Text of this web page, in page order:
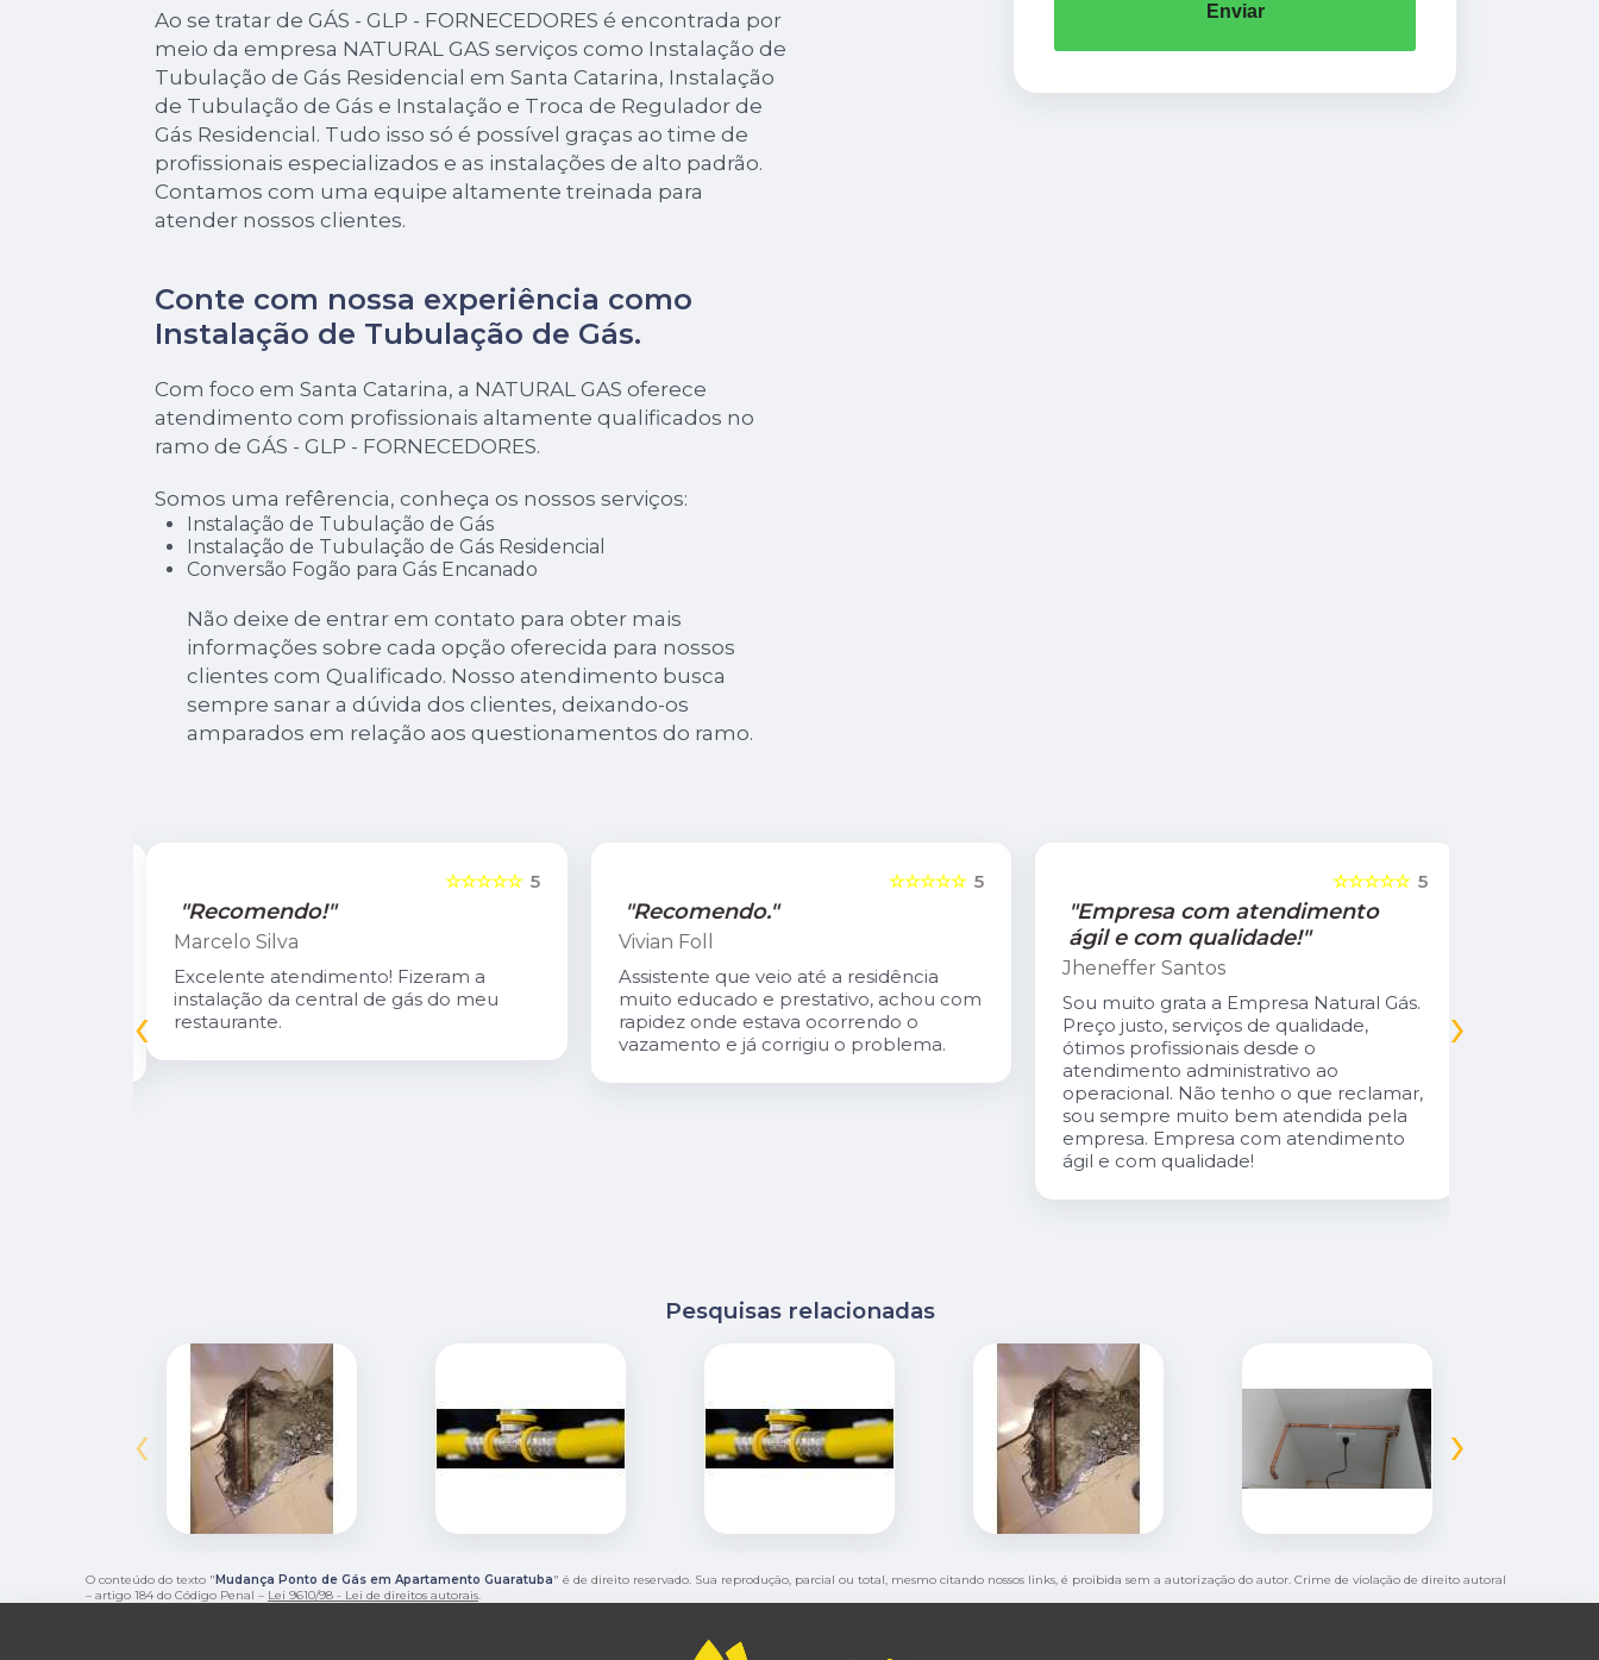
Ao se tratar de GÁS - GLP - FORNECEDORES é encontrada por
meio da empresa NATURAL GAS serviços como Instalação de
Tubulação de Gás Residencial em Santa Catarina, Instalação
de Tubulação de Gás e Instalação e Troca de Regulador de
Gás Residencial. Tudo isso só é possível graças ao time de
profissionais especializados e as instalações de alto padrão.
Contamos com uma equipe altamente treinada para
atender nossos clientes.
Conte com nossa experiência como
Instalação de Tubulação de Gás.
Com foco em Santa Catarina, a NATURAL GAS oferece
atendimento com profissionais altamente qualificados no
ramo de GÁS - GLP - FORNECEDORES.
Somos uma refêrencia, conheça os nossos serviços:
Instalação de Tubulação de Gás
Instalação de Tubulação de Gás Residencial
Conversão Fogão para Gás Encanado
Não deixe de entrar em contato para obter mais
informações sobre cada opção oferecida para nossos
clientes com Qualificado. Nosso atendimento busca
sempre sanar a dúvida dos clientes, deixando-os
amparados em relação aos questionamentos do ramo.
Enviar
5
☆☆☆☆☆
"Recomendo!"
Marcelo Silva
Excelente atendimento! Fizeram a
instalação da central de gás do meu
restaurante.
5
☆☆☆☆☆
"Recomendo."
Vivian Foll
Assistente que veio até a residência
muito educado e prestativo, achou com
rapidez onde estava ocorrendo o
vazamento e já corrigiu o problema.
5
☆☆☆☆☆
"Empresa com atendimento
ágil e com qualidade!"
Jheneffer Santos
Sou muito grata a Empresa Natural Gás.
Preço justo, serviços de qualidade,
ótimos profissionais desde o
atendimento administrativo ao
operacional. Não tenho o que reclamar,
sou sempre muito bem atendida pela
empresa. Empresa com atendimento
ágil e com qualidade!
‹ ›
Pesquisas relacionadas
‹ ›
O conteúdo do texto "Mudança Ponto de Gás em Apartamento Guaratuba" é de direito reservado. Sua reprodução, parcial ou total, mesmo citando nossos links, é proibida sem a autorização do autor. Crime de violação de direito autoral
– artigo 184 do Código Penal – Lei 9610/98 - Lei de direitos autorais.